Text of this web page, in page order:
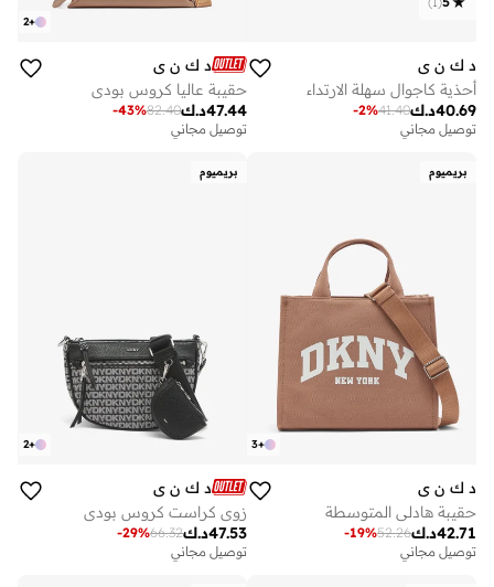
د ك ن ي
أحذية كاجوال سهلة الارتداء
د.ك40.69
41.40
-2%
توصيل مجاني
+
2
د ك ن ي
حقيبة عاليا كروس بودي
د.ك47.44
82.40
-43%
توصيل مجاني
بريميوم
+
3
د ك ن ي
حقيبة هادلي المتوسطة
د.ك42.71
52.26
-19%
توصيل مجاني
بريميوم
+
2
د ك ن ي
زوي كراست كروس بودي
د.ك47.53
66.32
-29%
توصيل مجاني